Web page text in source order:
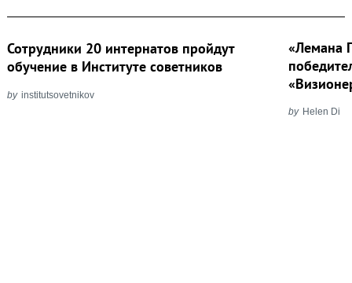
Сотрудники 20 интернатов пройдут
обучение в Институте советников
by institutsovetnikov
«Лемана
by Helen Di